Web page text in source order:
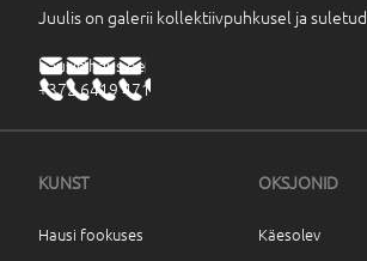
Juulis on galerii kollektiivpuhkusel ja suletud
haus@haus.ee
+372 6419 471
KUNST
Hausi fookuses
OKSJONID
Käesolev